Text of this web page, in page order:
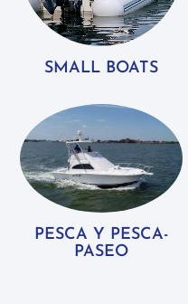
SMALL BOATS
PESCA Y PESCA-
PASEO